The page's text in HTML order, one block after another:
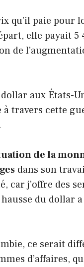
qu’il paie pour
elle payait 5
de
aux États-
à travers cette
de la
dans son
car j’offre des
du dollar
ce serait
d’affaires,